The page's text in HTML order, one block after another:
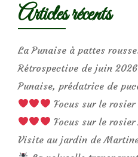
Articles récents
La Punaise à pattes
Rétrospective de juin
Punaise, prédatrice de
Focus sur le
Focus sur le
Visite au jardin de